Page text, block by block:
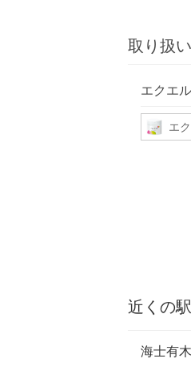
取り扱
エクエ
エ
近くの駅
海士有